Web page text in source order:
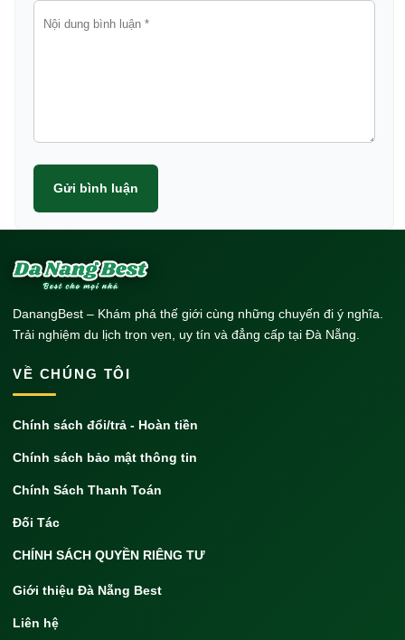
Gửi bình luận
DanangBest – Khám phá thế giới cùng những chuyến đi ý nghĩa.
Trải nghiệm du lịch trọn vẹn, uy tín và đẳng cấp tại Đà Nẵng.
VỀ CHÚNG TÔI
Chính sách đổi/trả - Hoàn tiền
Chính sách bảo mật thông tin
Chính Sách Thanh Toán
Đối Tác
CHÍNH SÁCH QUYỀN RIÊNG TƯ
Giới thiệu Đà Nẵng Best
Liên hệ